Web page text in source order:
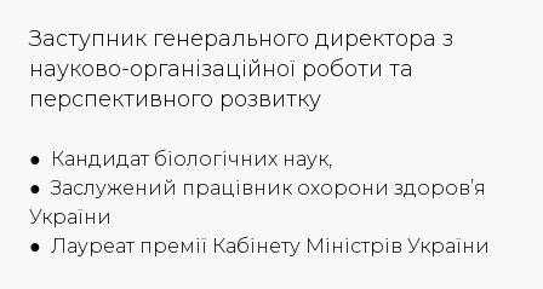
Заступник генерального директора з
науково-організаційної роботи та
перспективного розвитку
● Кандидат біологічних наук,
● Заслужений працівник охорони здоров’я
України
● Лауреат премії Кабінету Міністрів України